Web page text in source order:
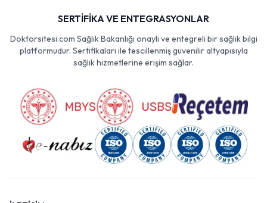
SERTİFİKA VE ENTEGRASYONLAR
Doktorsitesi.com Sağlık Bakanlığı onaylı ve entegreli bir sağlık bilgi
platformudur. Sertifikaları ile tescillenmiş güvenilir altyapısıyla
sağlık hizmetlerine erişim sağlar.